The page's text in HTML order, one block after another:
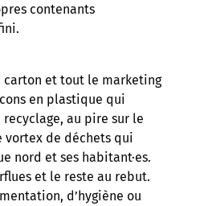
contenants
carton et tout le marketing
en plastique qui
au pire sur le
de déchets qui
nord et ses habitant·es.
et le reste au rebut.
d’hygiène ou